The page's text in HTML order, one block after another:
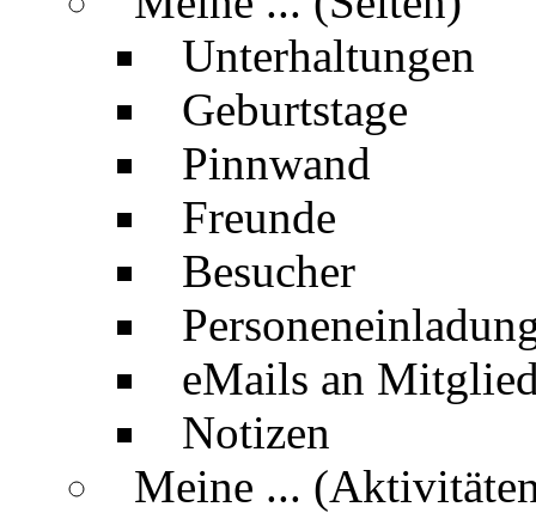
Unterhaltungen
Geburtstage
Pinnwand
Freunde
Besucher
eMails an
Notizen
Meine ...